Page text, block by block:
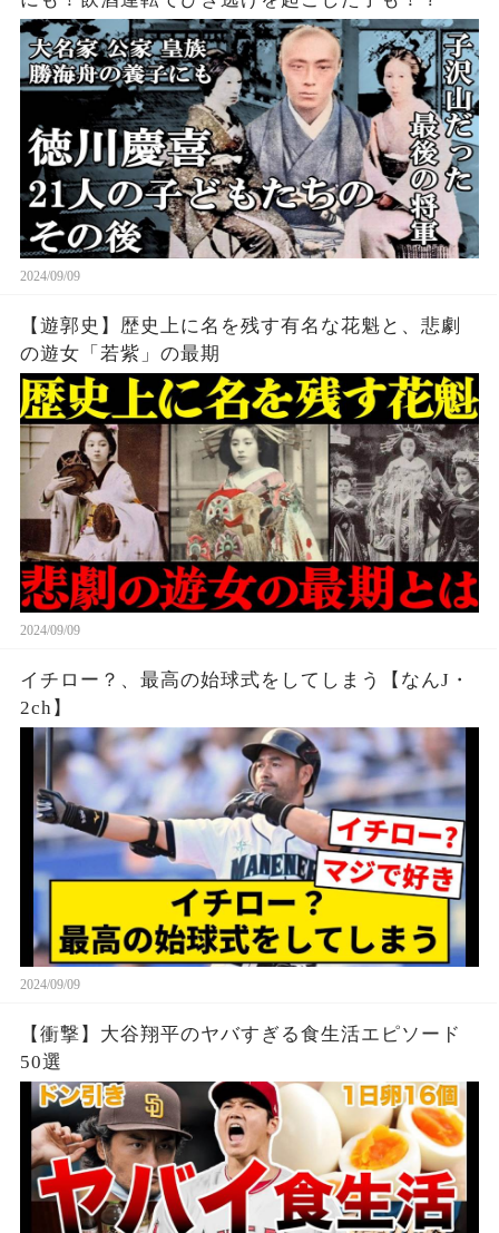
2024/09/09
【遊郭史】歴史上に名を残す有名な花魁と、悲劇
の遊女「若紫」の最期
2024/09/09
イチロー？、最高の始球式をしてしまう【なんJ・
2ch】
2024/09/09
【衝撃】大谷翔平のヤバすぎる食生活エピソード
50選